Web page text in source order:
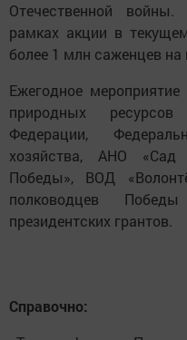
Отечественной
рамках акции в
более 1 млн саженцев
Ежегодное
природных
Федерации,
хозяйства, АНО
Победы», ВОД
полководцев
президентских грантов.
Справочно: